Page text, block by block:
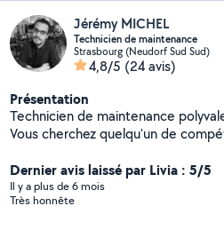
Jérémy MICHEL
Technicien de maintenance
Strasbourg (Neudorf Sud Sud)
4,8/5 (24 avis)
Présentation
Technicien de maintenance
Vous cherchez quelqu'un de
qualifié, je vous accompagne dans
de bricolage, de réparations ou
suis là pour répondre à vos besoins
Dernier avis laissé par Livia : 5/5
Il y a plus de 6 mois
Très honnête